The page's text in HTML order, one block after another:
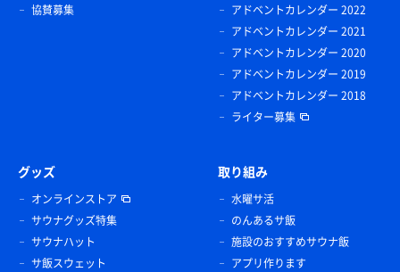
協賛募集
アドベントカレンダー 2022
アドベントカレンダー 2021
アドベントカレンダー 2020
アドベントカレンダー 2019
アドベントカレンダー 2018
ライター募集
グッズ
オンラインストア
サウナグッズ特集
サウナハット
サ飯スウェット
取り組み
水曜サ活
のんあるサ飯
施設のおすすめサウナ飯
アプリ作ります